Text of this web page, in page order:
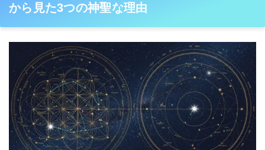
から見た3つの神聖な理由